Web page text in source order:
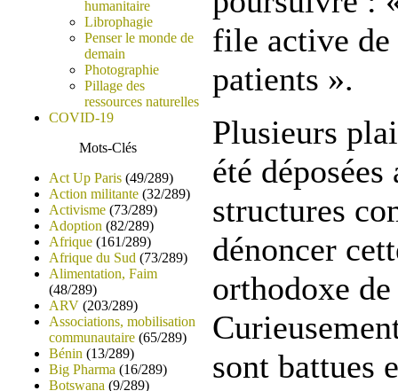
humanitaire
Librophagie
Penser le monde de
demain
Photographie
Pillage des
ressources naturelles
COVID-19
Mots-Clés
Act Up Paris (49/289)
Action militante (32/289)
Activisme (73/289)
Adoption (82/289)
Afrique (161/289)
Afrique du Sud (73/289)
Alimentation, Faim
(48/289)
ARV (203/289)
Associations, mobilisation
communautaire (65/289)
Bénin (13/289)
Big Pharma (16/289)
Botswana (9/289)
file active de
patients ».
Plusieurs
été déposées
structures
dénoncer
orthodoxe
sont battues